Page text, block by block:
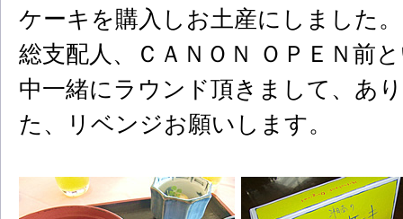
ケーキを購入しお土産にしました
総支配人、ＣＡＮＯＮ ＯＰＥＮ前
中一緒にラウンド頂きまして、あ
た、リベンジお願いします。